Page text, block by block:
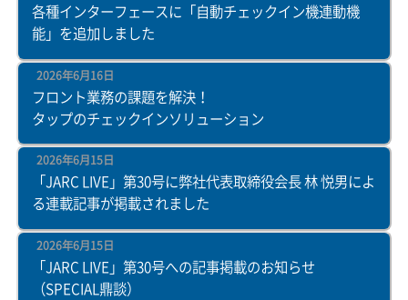
各種インターフェースに「自動チェックイン機連動機
能」を追加しました
フロント業務の課題を解決！
タップのチェックインソリューション
2026年6月16日
「JARC LIVE」第30号に弊社代表取締役会長 林 悦男によ
る連載記事が掲載されました
2026年6月15日
「JARC LIVE」第30号への記事掲載のお知らせ
（SPECIAL鼎談）
2026年6月15日